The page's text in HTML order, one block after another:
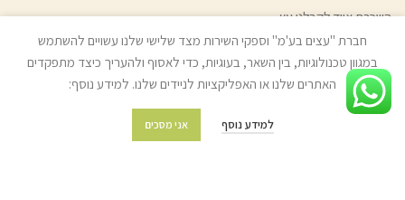
השכרת ציוד לקבלני עץ
גיוון צבעי עץ | צבע בהזמנה אישית
מידע נוסף
חברת "עצים בע'מ" וספקי השירות מצד שלישי שלנו עשויים להשתמש
במגוון טכנולוגיות, בין השאר, בעוגיות, כדי לאסוף ולהעריך כיצד מתפקדים
האתרים שלנו או האפליקציות לניידים שלנו. למידע נוסף:
למידע נוסף אני מסכים